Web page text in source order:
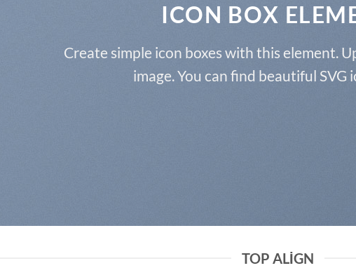
ICON BOX
Create simple icon boxes with this element.
image. You can find beautiful SVG
TOP ALIGN